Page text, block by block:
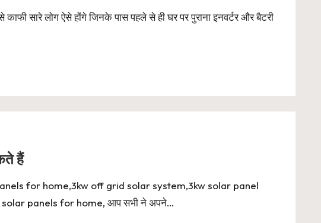
सारे लोग ऐसे होंगे जिनके पास पहले से ही घर पर पुराना इनवर्टर और बैटरी
हैं
for home,3kw off grid solar system,3kw solar panel
panels for home, आप सभी ने अपने…